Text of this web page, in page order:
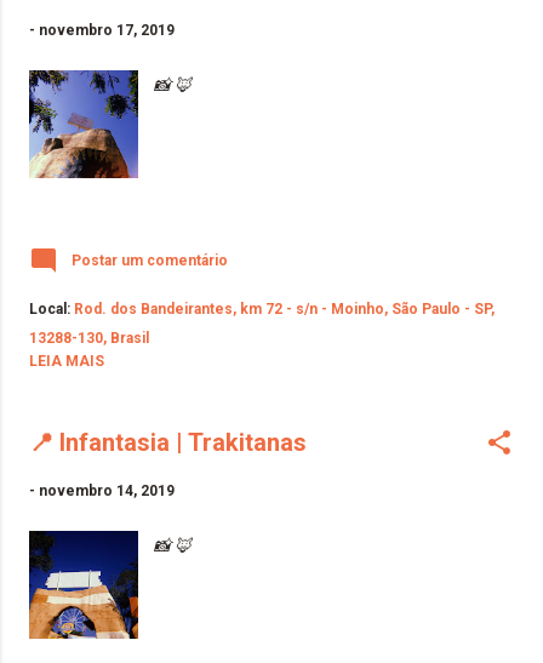
- novembro 17, 2019
📸 🦊
Postar um comentário
Local: Rod. dos Bandeirantes, km 72 - s/n - Moinho, São Paulo - SP,
13288-130, Brasil
LEIA MAIS
📍 Infantasia | Trakitanas
- novembro 14, 2019
📸 🦊